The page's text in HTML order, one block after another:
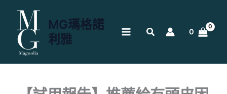
容
MG瑪格諾
利雅
0